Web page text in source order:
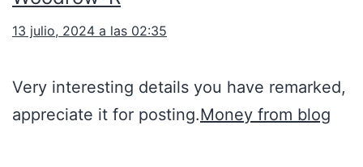
13 julio, 2024 a las 02:35
Very interesting details you have remarked,
appreciate it for posting.Money from blog